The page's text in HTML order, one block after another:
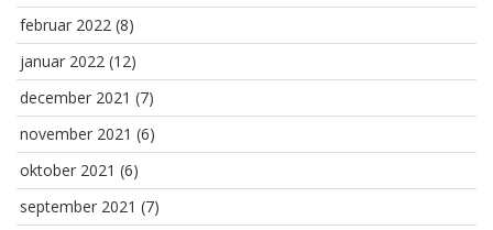
februar 2022 (8)
januar 2022 (12)
december 2021 (7)
november 2021 (6)
oktober 2021 (6)
september 2021 (7)